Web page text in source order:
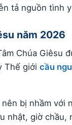
tả nguồn tình
năm 2026
Chúa Giêsu
Thế giới cầu
bị nhầm với
nhật, giờ